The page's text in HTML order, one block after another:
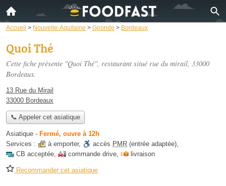
Accueil > Nouvelle-Aquitaine > Gironde > Bordeaux
Quoi Thé
Cette fiche présente "Quoi Thé", restaurant situé rue du mirail, 33000
Bordeaux.
13 Rue du Mirail
33000 Bordeaux
📞 Appeler cet asiatique
Asiatique - Fermé, ouvre à 12h
Services :
à emporter, accès PMR (entrée adaptée),
CB acceptée, commande drive, livraison
Recommander cet asiatique